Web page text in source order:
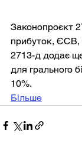
Законопроєкт
прибуток, ЄСВ,
2713-д додає
для грального
10%.
Більше